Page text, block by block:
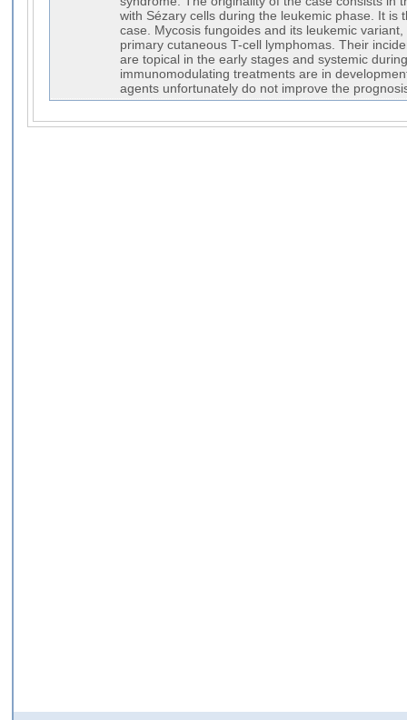
with Sézary cells during the leukemic phase. It is
case. Mycosis fungoides and its leukemic
primary cutaneous T-cell lymphomas. Their
are topical in the early stages and systemic
immunomodulating treatments are in
agents unfortunately do not improve the